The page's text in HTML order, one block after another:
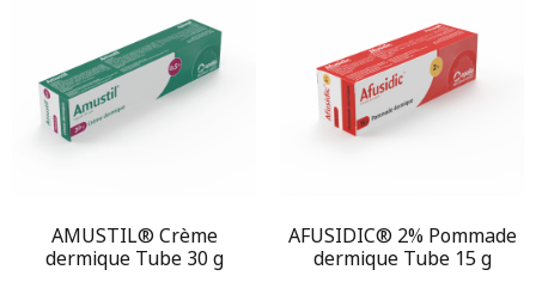
AMUSTIL® Crème
dermique Tube 30 g
AFUSIDIC® 2% Pommade
dermique Tube 15 g